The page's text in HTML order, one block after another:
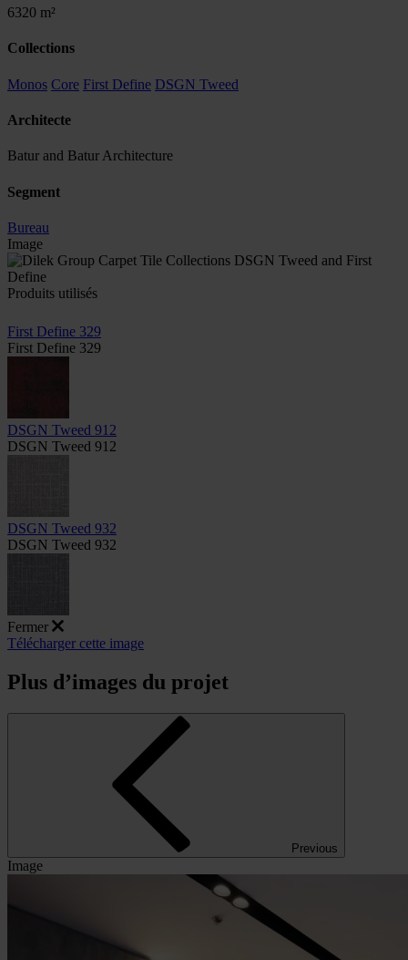
6320 m²
Collections
Monos Core First Define DSGN Tweed
Architecte
Batur and Batur Architecture
Segment
Bureau
Image
Produits utilisés
First Define 329
First Define 329
DSGN Tweed 912
DSGN Tweed 912
DSGN Tweed 932
DSGN Tweed 932
Fermer
Télécharger cette image
Plus d’images du projet
Previous
Image